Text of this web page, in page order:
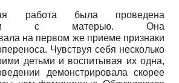
работа была проведена
с матерью. Она
на первом же приеме признаки
Чувствуя себя несколько
детьми и воспитывая их одна,
демонстрировала скорее